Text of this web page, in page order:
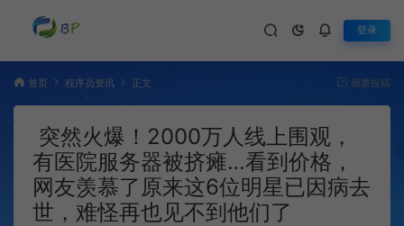
登录
首页 程序员资讯 正文 我要投稿
突然火爆！2000万人线上围观，
有医院服务器被挤瘫…看到价格，
网友羡慕了原来这6位明星已因病去
世，难怪再也见不到他们了